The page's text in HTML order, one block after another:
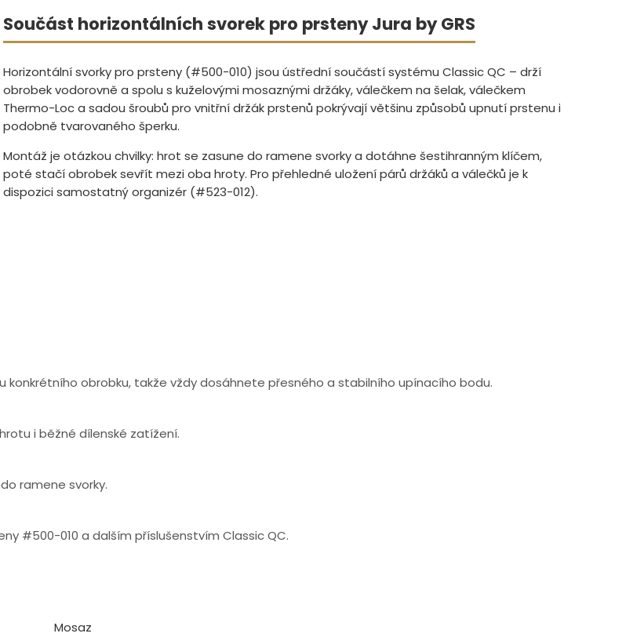
Součást horizontálních svorek pro prsteny Jura by GRS
Horizontální svorky pro prsteny (#500-010) jsou ústřední součástí systému Classic QC – drží
obrobek vodorovně a spolu s kuželovými mosaznými držáky, válečkem na šelak, válečkem
Thermo-Loc a sadou šroubů pro vnitřní držák prstenů pokrývají většinu způsobů upnutí prstenu i
podobně tvarovaného šperku.
Montáž je otázkou chvilky: hrot se zasune do ramene svorky a dotáhne šestihranným klíčem,
poté stačí obrobek sevřít mezi oba hroty. Pro přehledné uložení párů držáků a válečků je k
dispozici samostatný organizér (#523-012).
obrobku, takže vždy dosáhnete přesného a stabilního upínacího bodu.
i běžné dílenské zatížení.
ramene svorky.
#500-010 a dalším příslušenstvím Classic QC.
Mosaz